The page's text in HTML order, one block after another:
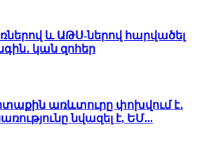
և ԱԹՍ-ներով հարվածել
կան զոհեր
առևտուրը փոխվում է․
նվազել է, ԵՄ...